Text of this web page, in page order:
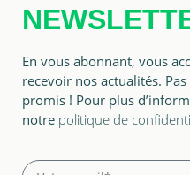
En vous abonnant, vous
recevoir nos actualités.
promis ! Pour plus
notre politique de